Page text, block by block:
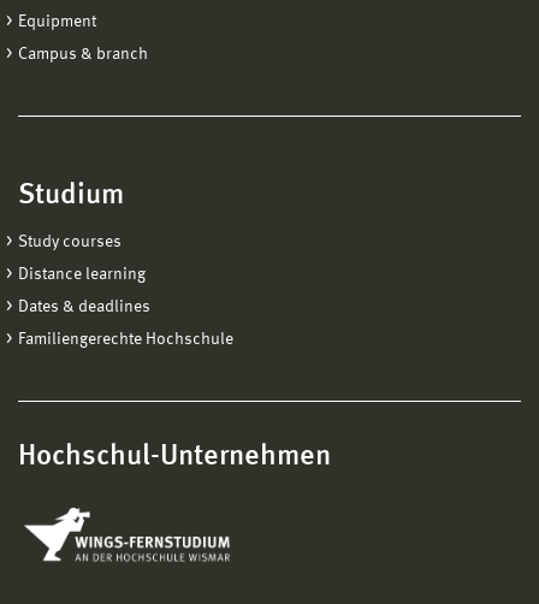
Equipment
Campus & branch
Studium
Study courses
Distance learning
Dates & deadlines
Familiengerechte Hochschule
Hochschul-Unternehmen